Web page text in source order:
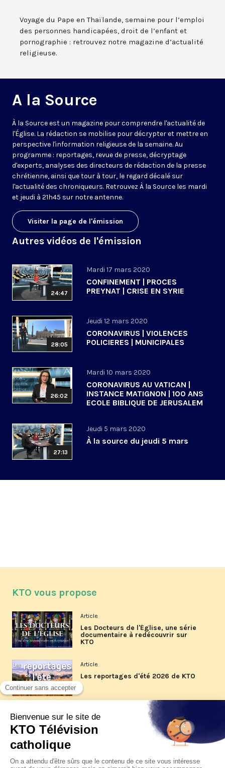
Voyage du Pape en Thaïlande, semaine pour l’emploi
des personnes handicapées, droit de l’enfant et
pornographie : retrouvez notre magazine d’actualité
religieuse.
A la Source
À la Source est un magazine pour comprendre l'actualité de
l'Église. La rédaction se mobilise pour décrypter et mettre en
perspective l'information religieuse de la semaine. Au
programme : reportages, revue de presse, décryptage
d'experts, analyses des directeurs de rédaction de la presse
chrétienne, ainsi que tour à tour, le regard décalé sur
l'actualité des chroniqueurs. Retrouvez À la Source les mardi
et jeudi à 21h45 sur notre antenne.
Visiter la page de l'émission
Autres vidéos de l'émission
24:47
Mardi 17 mars 2020
CONFINEMENT | PROCES
PREYNAT | CRISE EN SYRIE
28:05
Jeudi 12 mars 2020
CORONAVIRUS | VIOLENCES
POLICIERES | MUNICIPALES
26:02
Mardi 10 mars 2020
CORONAVIRUS AU VATICAN |
INSTANCE MATIGNON | 100 ANS
ECOLE BIBLIQUE DE JERUSALEM
27:13
Jeudi 5 mars 2020
À la source du jeudi 5 mars
KTO vous propose
Article
Les Docteurs de l'Église, une série
documentaire à redécouvrir sur
KTO
Article
Les reportages d'été 2026 de KTO
La visite pastorale du pape Léon
XIV à Assise à suivre sur KTO le
jeudi 6 août
Article